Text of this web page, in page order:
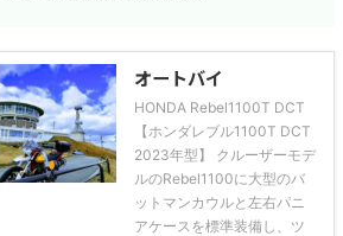
オートバイ
HONDA Rebel1100T DCT
【ホンダレブル1100T DCT
2023年型】 クルーザーモデ
ルのRebel1100に大型のバ
ットマンカウルと左右パニ
アケースを標準装備し、ツ